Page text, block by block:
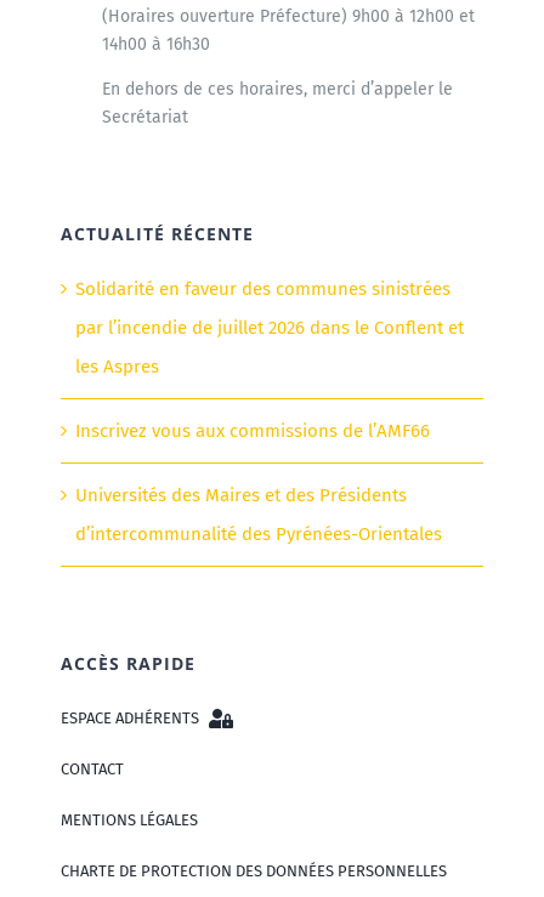
(Horaires ouverture Préfecture) 9h00 à 12h00 et
14h00 à 16h30
En dehors de ces horaires, merci d’appeler le
Secrétariat
ACTUALITÉ RÉCENTE
Solidarité en faveur des communes sinistrées
par l’incendie de juillet 2026 dans le Conflent et
les Aspres
Inscrivez vous aux commissions de l’AMF66
Universités des Maires et des Présidents
d’intercommunalité des Pyrénées-Orientales
ACCÈS RAPIDE
ESPACE ADHÉRENTS
CONTACT
MENTIONS LÉGALES
CHARTE DE PROTECTION DES DONNÉES PERSONNELLES